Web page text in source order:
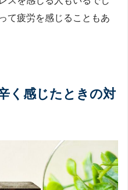
て疲労を感じることもあ
く感じたときの対